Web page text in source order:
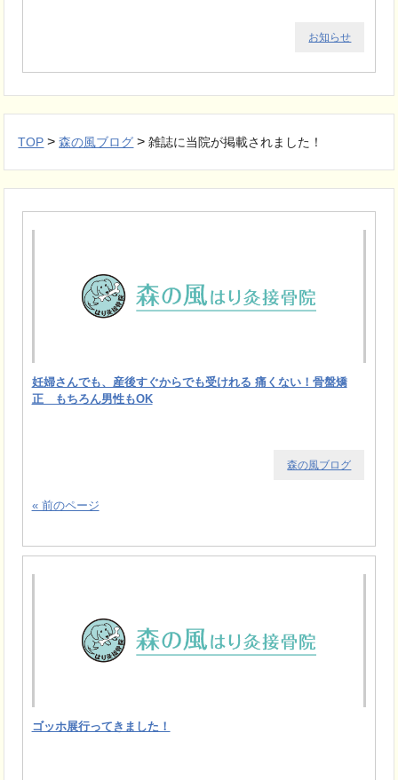
お知らせ
TOP >森の風ブログ >雑誌に当院が掲載されました！
妊婦さんでも、産後すぐからでも受けれる 痛くない！骨盤矯
正 もちろん男性もOK
森の風ブログ
« 前のページ
ゴッホ展行ってきました！